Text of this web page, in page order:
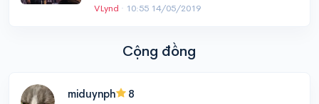
VLynd · 10:55 14/05/2019
Cộng đồng
miduynph 8